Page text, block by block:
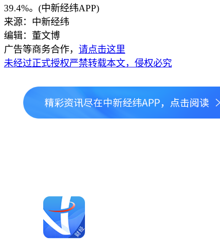
39.4%。(中新经纬APP)
来源：中新经纬
编辑：董文博
广告等商务合作， 请点击这里
未经过正式授权严禁转载本文，侵权必究